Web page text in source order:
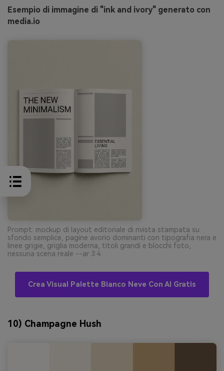
Esempio di immagine di "ink and ivory" generato con
media.io
Prompt: mockup di layout editoriale di rivista stampata su
sfondo semplice, pagine avorio dominanti con tipografia nera e
linee grigie, griglia moderna, titoli grandi e blocchi foto,
nessuna scena reale --ar 3:4
Crea Visual Palette Bianco Neve Con AI Gratis
10) Champagne Hush